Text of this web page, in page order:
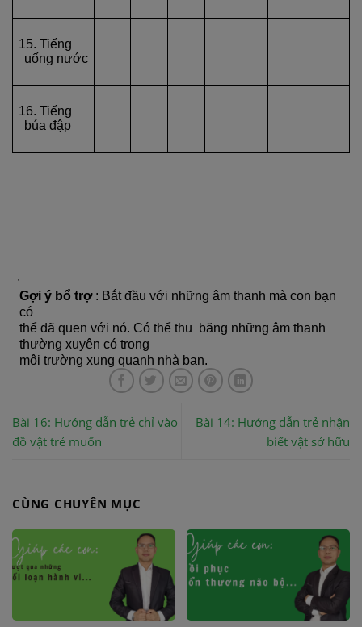
15. Tiếng
uống nước
16. Tiếng
búa đập
∙
Gợi ý bổ trợ : Bắt đầu với những âm thanh mà con bạn
có
thể đã quen với nó. Có thể thu băng những âm thanh
thường xuyên có trong
môi trường xung quanh nhà bạn.
Bài 16: Hướng dẫn trẻ chỉ vào
đồ vật trẻ muốn
Bài 14: Hướng dẫn trẻ nhận
biết vật sở hữu
CÙNG CHUYÊN MỤC